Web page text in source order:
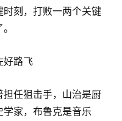
刻，打败一两个关键
好路飞
任狙击手，山治是厨
家，布鲁克是音乐